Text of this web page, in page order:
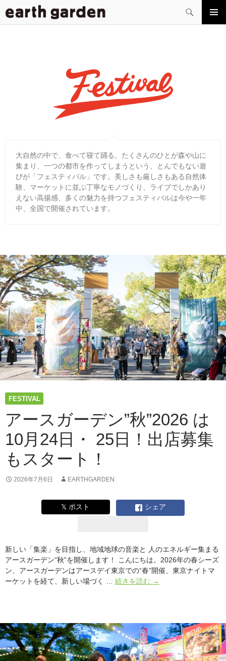
索
コ
大自然の中で、食べて寝て踊る。たくさんのひとが森や山に
集まり、一つの都市を作ってしまうという、とんでもない遊
びが「フェスティバル」です。美しさも厳しさもある自然体
験、マーケットに並ぶ丁寧なモノづくり、ライブでしかあり
えない高揚感、多くの魅力を持つフェスティバルは今や一年
中、全国で開催されています。
FESTIVAL
アースガーデン”秋”2026 は
10月24日・ 25日！出店募集
もスタート！
2026年7月6日 EARTHGARDEN
𝕏 ポスト シェア
新しい「集楽」を目指し、地域地球の音楽と 人のエネルギー集まる
アースガーデン“秋”を開催します！ こんにちは。2026年の春シーズ
ン、アースガーデンはアースデイ東京での“春”開催、東京ナイトマ
ーケットを経て、新しい場づく … 続きを読む ア
ー
デ
ン”秋”2026
は
→